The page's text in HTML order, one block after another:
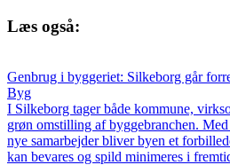
Læs også:
Genbrug i byggeriet: Silkeborg går
Byg
I Silkeborg tager både kommune,
grøn omstilling af byggebranchen.
nye samarbejder bliver byen et
kan bevares og spild minimeres i